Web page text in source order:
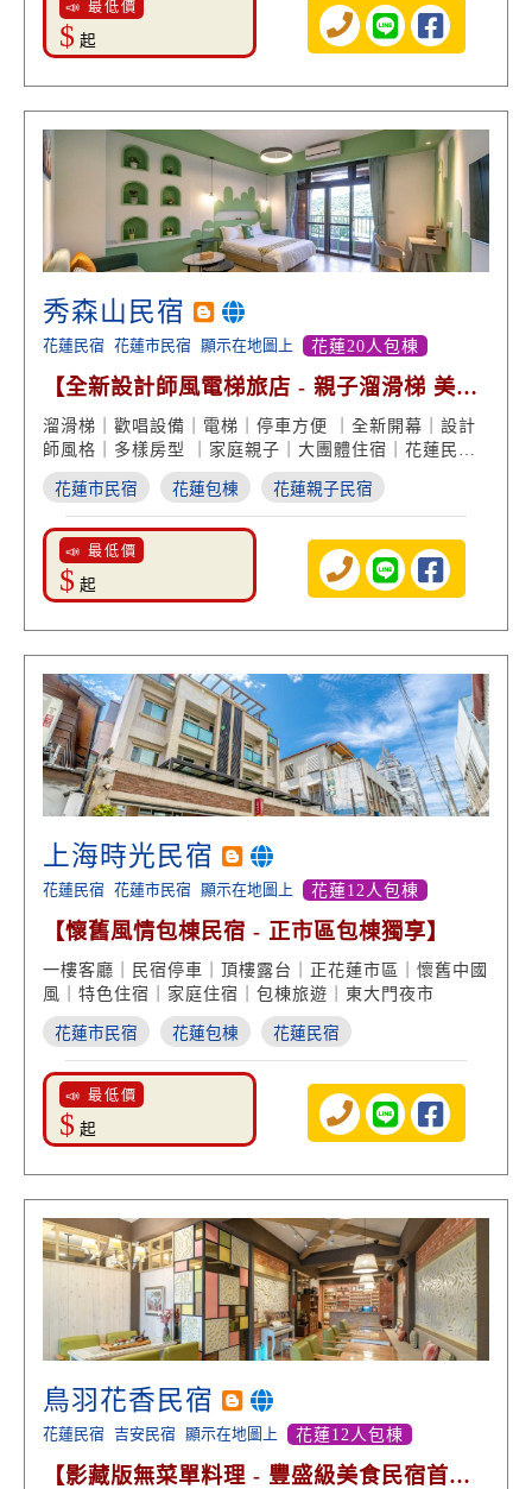
📣 最低價
$ 起
秀森山民宿
花蓮民宿 花蓮市民宿 顯示在地圖上 花蓮20人包棟
【全新設計師風電梯旅店 - 親子溜滑梯 美學
包棟推薦】
溜滑梯｜歡唱設備｜電梯｜停車方便 ｜全新開幕｜設計
師風格｜多樣房型 ｜家庭親子｜大團體住宿｜花蓮民宿
推薦
花蓮市民宿 花蓮包棟 花蓮親子民宿
📣 最低價
$ 起
上海時光民宿
花蓮民宿 花蓮市民宿 顯示在地圖上 花蓮12人包棟
【懷舊風情包棟民宿 - 正市區包棟獨享】
一樓客廳｜民宿停車｜頂樓露台｜正花蓮市區｜懷舊中國
風｜特色住宿｜家庭住宿｜包棟旅遊｜東大門夜市
花蓮市民宿 花蓮包棟 花蓮民宿
📣 最低價
$ 起
鳥羽花香民宿
花蓮民宿 吉安民宿 顯示在地圖上 花蓮12人包棟
【影藏版無菜單料理 - 豐盛級美食民宿首